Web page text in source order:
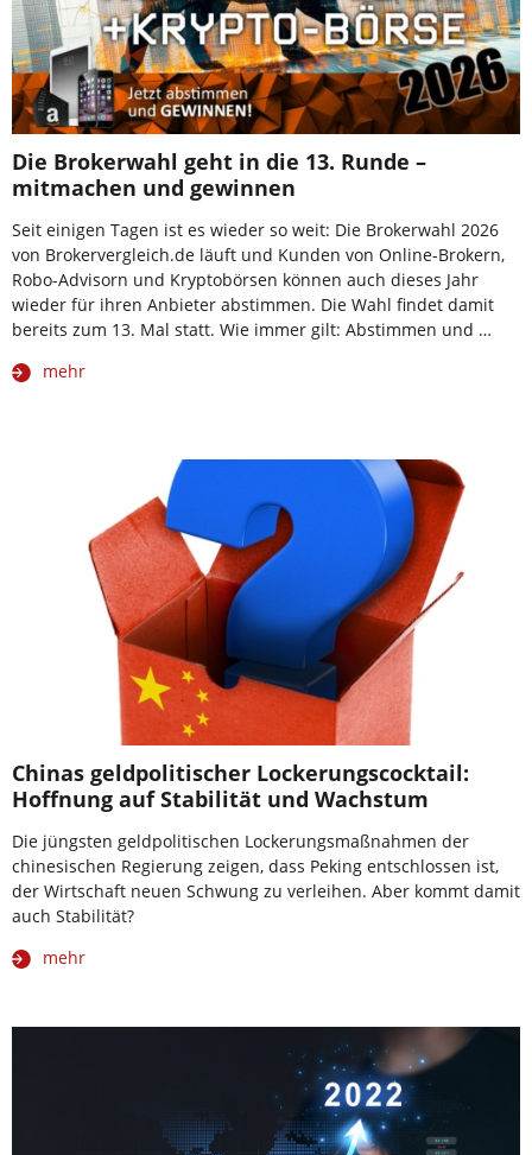
Die Brokerwahl geht in die 13. Runde –
mitmachen und gewinnen
Seit einigen Tagen ist es wieder so weit: Die Brokerwahl 2026
von Brokervergleich.de läuft und Kunden von Online-Brokern,
Robo-Advisorn und Kryptobörsen können auch dieses Jahr
wieder für ihren Anbieter abstimmen. Die Wahl findet damit
bereits zum 13. Mal statt. Wie immer gilt: Abstimmen und …
mehr
Chinas geldpolitischer Lockerungscocktail:
Hoffnung auf Stabilität und Wachstum
Die jüngsten geldpolitischen Lockerungsmaßnahmen der
chinesischen Regierung zeigen, dass Peking entschlossen ist,
der Wirtschaft neuen Schwung zu verleihen. Aber kommt damit
auch Stabilität?
mehr